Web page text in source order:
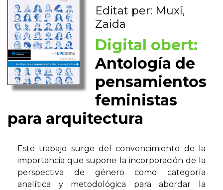
Editat per: Muxí,
Zaida
Digital obert:
Antología de
pensamientos
feministas
para arquitectura
Este trabajo surge del convencimiento de la
importancia que supone la incorporación de la
perspectiva de género como categoría
analítica y metodológica para abordar la